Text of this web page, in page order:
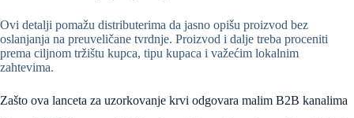
Ovi detalji pomažu distributerima da jasno opišu proizvod bez
oslanjanja na preuveličane tvrdnje. Proizvod i dalje treba proceniti
prema ciljnom tržištu kupca, tipu kupaca i važećim lokalnim
zahtevima.
Zašto ova lanceta za uzorkovanje krvi odgovara malim B2B kanalima